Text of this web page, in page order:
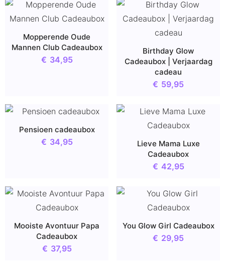
Mopperende Oude
Mannen Club Cadeaubox
€ 34,95
Birthday Glow
Cadeaubox | Verjaardag
cadeau
€ 59,95
Pensioen cadeaubox
€ 34,95
Lieve Mama Luxe
Cadeaubox
€ 42,95
Mooiste Avontuur Papa
Cadeaubox
€ 37,95
You Glow Girl Cadeaubox
€ 29,95